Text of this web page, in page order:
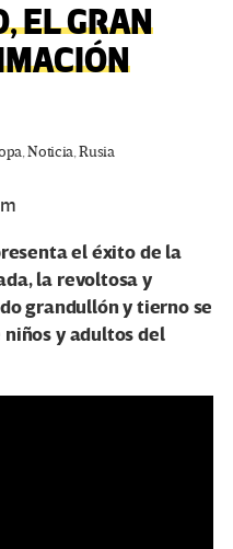
EL GRAN
,Noticia,Rusia
el éxito de la
la revoltosa y
grandullón y tierno se
y adultos del